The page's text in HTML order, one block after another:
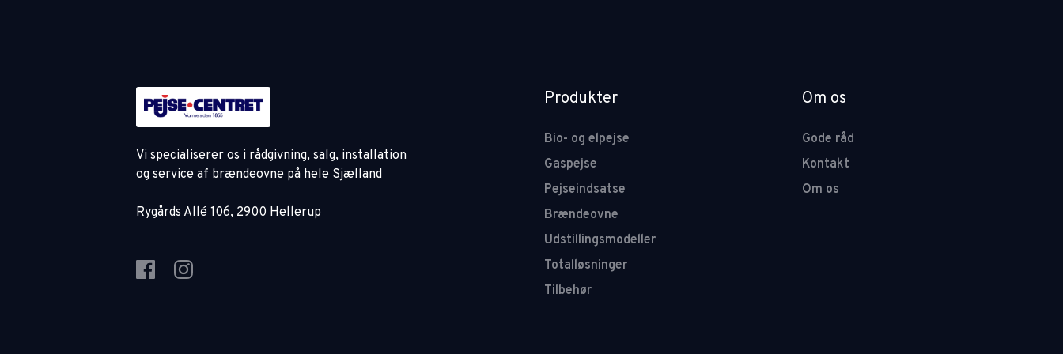
Vi specialiserer os i rådgivning, salg, installation
og service af brændeovne på hele Sjælland
Rygårds Allé 106, 2900 Hellerup
Produkter
Bio- og elpejse
Gaspejse
Pejseindsatse
Brændeovne
Udstillingsmodeller
Totalløsninger
Tilbehør
Om os
Gode råd
Kontakt
Om os